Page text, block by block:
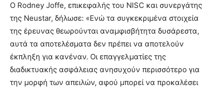
Ο Rodney Joffe, επικεφαλής του NISC και συνεργάτης
της Neustar, δήλωσε: «Ενώ τα συγκεκριμένα στοιχεία
της έρευνας θεωρούνται αναμφισβήτητα δυσάρεστα,
αυτά τα αποτελέσματα δεν πρέπει να αποτελούν
έκπληξη για κανέναν. Οι επαγγελματίες της
διαδικτυακής ασφάλειας ανησυχούν περισσότερο για
την μορφή των απειλών, αφού μπορεί να προκαλέσει